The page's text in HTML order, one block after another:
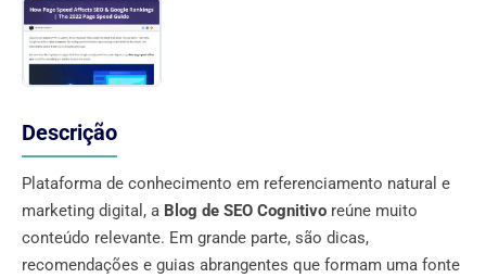
Descrição
Plataforma de conhecimento em referenciamento natural e
marketing digital, a Blog de SEO Cognitivo reúne muito
conteúdo relevante. Em grande parte, são dicas,
recomendações e guias abrangentes que formam uma fonte